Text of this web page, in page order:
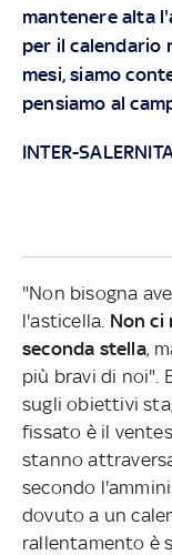
mantenere alta
per il calendario
mesi, siamo
pensiamo al
INTER-
"Non bisogna
l'asticella. Non ci
seconda stella,
più bravi di noi".
sugli obiettivi
fissato è il
stanno
secondo
dovuto a un
rallentamento è